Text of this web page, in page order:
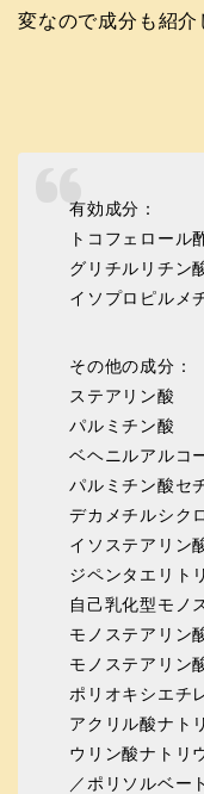
変なので成分も紹介
有効成分：
トコフェロール
グリチルリチン
イソプロピルメ
その他の成分：
ステアリン酸
パルミチン酸
ベヘニルアルコ
パルミチン酸セ
デカメチルシク
イソステアリン
ジペンタエリト
自己乳化型モノ
モノステアリン
モノステアリン
ポリオキシエチ
アクリル酸ナト
ウリン酸ナトリ
／ポリソルベー